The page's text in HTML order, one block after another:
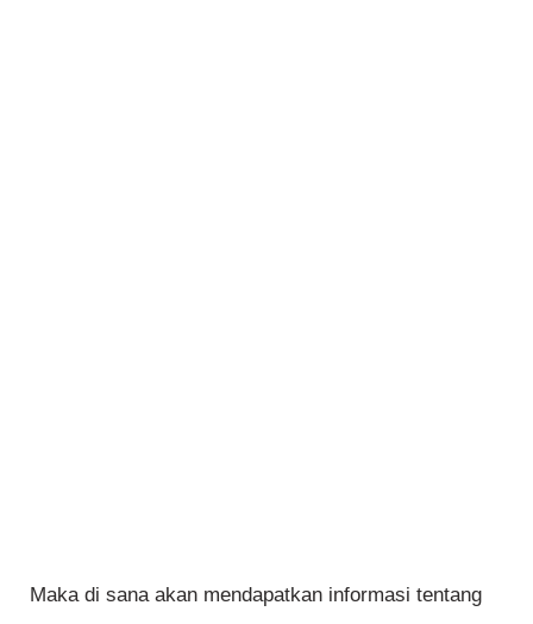
Maka di sana akan mendapatkan informasi tentang